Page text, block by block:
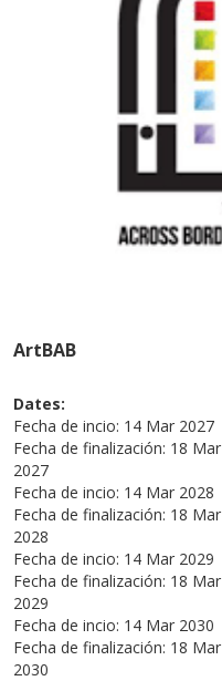
ArtBAB
Dates:
Fecha de incio: 14 Mar 2027
Fecha de finalización: 18 Mar
2027
Fecha de incio: 14 Mar 2028
Fecha de finalización: 18 Mar
2028
Fecha de incio: 14 Mar 2029
Fecha de finalización: 18 Mar
2029
Fecha de incio: 14 Mar 2030
Fecha de finalización: 18 Mar
2030